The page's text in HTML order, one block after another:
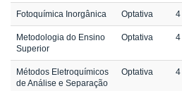
Fotoquímica Inorgânica Optativa 4
Metodologia do Ensino
Superior
Optativa 4
Métodos Eletroquímicos
de Análise e Separação
Optativa 4